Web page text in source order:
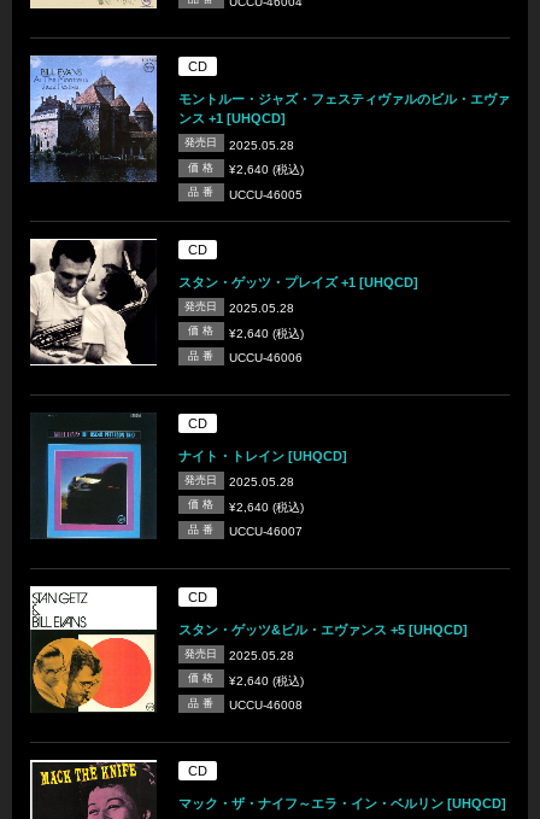
CD
モントルー・ジャズ・フェスティヴァルのビル・エヴァ
ンス +1 [UHQCD]
発売日 2025.05.28
価 格 ¥2,640 (税込)
品 番 UCCU-46005
CD
スタン・ゲッツ・プレイズ +1 [UHQCD]
発売日 2025.05.28
価 格 ¥2,640 (税込)
品 番 UCCU-46006
CD
ナイト・トレイン [UHQCD]
発売日 2025.05.28
価 格 ¥2,640 (税込)
品 番 UCCU-46007
CD
スタン・ゲッツ&ビル・エヴァンス +5 [UHQCD]
発売日 2025.05.28
価 格 ¥2,640 (税込)
品 番 UCCU-46008
CD
マック・ザ・ナイフ～エラ・イン・ベルリン [UHQCD]